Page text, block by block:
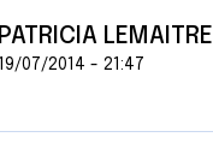
PATRICIA LEMAITRE
19/07/2014 - 21:47